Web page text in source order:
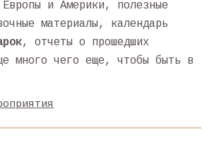
и Америки, полезные
материалы, календарь
, отчеты о прошедших
много чего еще, чтобы быть в